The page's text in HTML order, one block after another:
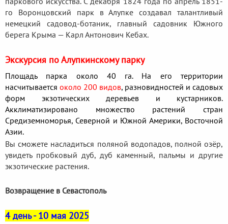
го Воронцовский парк в Алупке создавал талантливый
немецкий садовод-ботаник, главный садовник Южного
берега Крыма — Карл Антонович Кебах.
Экскурсия по Алупкинскому парку
Площадь парка около 40 га. На его территории
насчитывается около 200 видов, разновидностей и садовых
форм экзотических деревьев и кустарников.
Акклиматизировано множество растений стран
Средиземноморья, Северной и Южной Америки, Восточной
Азии.
Вы сможете насладиться поляной водопадов, полной озёр,
увидеть пробковый дуб, дуб каменный, пальмы и другие
экзотические растения.
Возвращение в Севастополь
4 день - 10 мая 2025